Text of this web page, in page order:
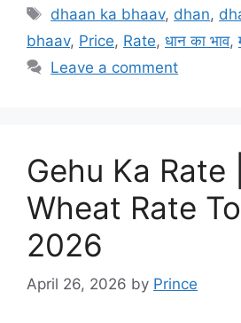
Tags
dhaan ka bhaav, dhan,
bhaav, Price, Rate, धान का भाव,
Leave a comment
Gehu Ka Rate |
Wheat Rate
2026
April 26, 2026 by Prince